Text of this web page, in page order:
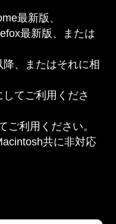
最新版、
最新版、または
、またはそれに相
てご利用くださ
利用ください。
共に非対応